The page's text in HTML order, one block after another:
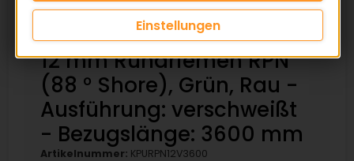
12 mm Rundriemen RPN
(88 ° Shore), Grün, Rau -
Ausführung: verschweißt
- Bezugslänge: 3600 mm
Artikelnummer: KPURPN12V3600
Einstellungen